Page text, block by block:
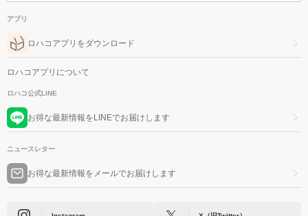
アプリ
ロハコアプリをダウンロード
ロハコアプリについて
ロハコ公式LINE
お得な最新情報をLINEでお届けします
ニュースレター
お得な最新情報をメールでお届けします